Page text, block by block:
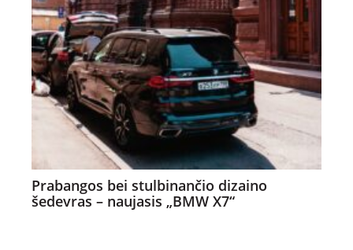
Prabangos bei stulbinančio dizaino
šedevras – naujasis „BMW X7“